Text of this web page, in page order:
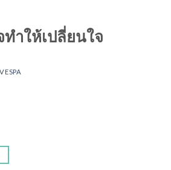
ทำให้เปลี่ยนใจ